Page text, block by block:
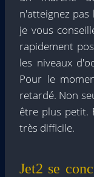
n'atteignez pas
je vous
rapidement
les niveaux
Pour le
retardé. Non
être plus petit.
très difficile.
Jet2 se